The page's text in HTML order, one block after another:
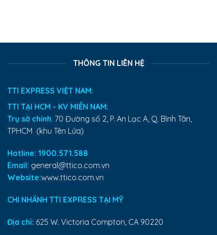
THÔNG TIN LIÊN HỆ
TTI EXPRESS VIỆT NAM:
TTI TẠI HCM - KV MIỀN NAM:
Trụ sở chính: 70 Đường số 2, P. An Lạc A, Q. Bình Tân,
TPHCM (khu Tên Lửa)
Hotline: 1900.571.588
Email: general@ttico.com.vn
Website:www.ttico.com.vn
CHI NHÁNH TTI EXPRESS TẠI MỸ
Địa chỉ: 625 W. Victoria Compton, CA 90220